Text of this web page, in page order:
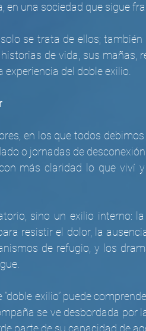
en una sociedad que sigue
se trata de ellos;
de vida, sus mañas,
del doble exilio.
en los que todos
o jornadas de
más claridad lo que viví
sino un exilio interno:
resistir el dolor, la
de refugio, y los
exilio” puede
se ve desbordada por
parte de su capacidad de